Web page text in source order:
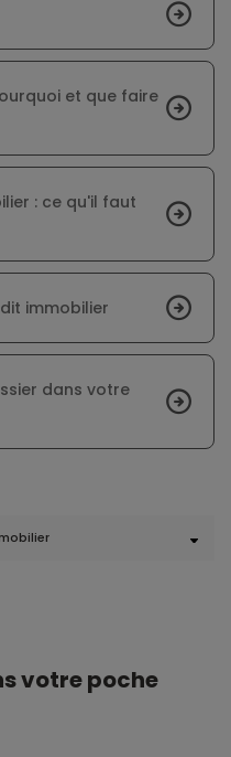
et que faire
: ce qu'il faut
immobilier
dans votre
votre poche